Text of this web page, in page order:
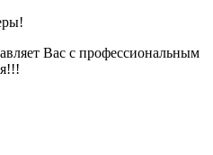
Вас с профессиональным